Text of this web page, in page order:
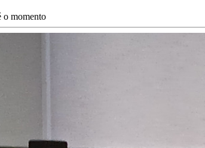
o momento